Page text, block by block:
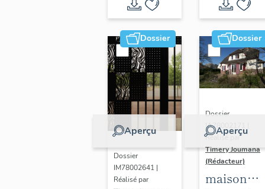
Dossier
Aperçu
Dossier
IM78002641 |
Réalisé par
Dossier
Aperçu
Dossier
IA78002171 |
Réalisé par
Timery Joumana
(Rédacteur)
maison